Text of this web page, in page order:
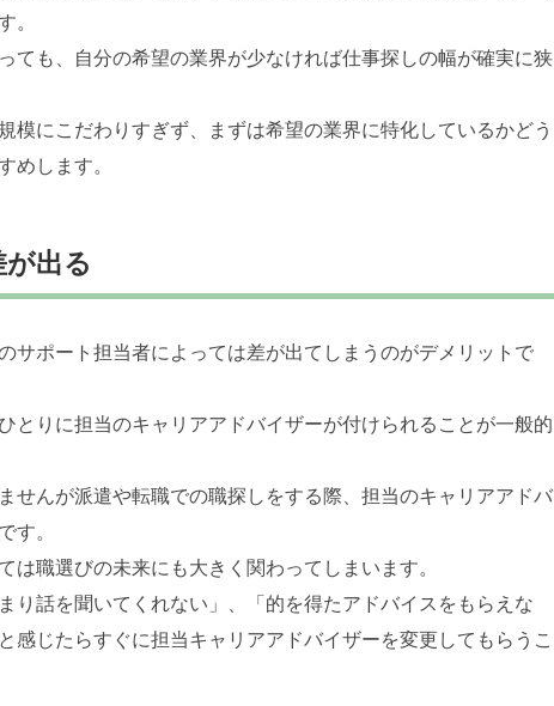
。
ても、自分の希望の業界が少なければ仕事探しの幅が確実に狭
模にこだわりすぎず、まずは希望の業界に特化しているかどう
めします。
出る
サポート担当者によっては差が出てしまうのがデメリットで
とりに担当のキャリアアドバイザーが付けられることが一般的
せんが派遣や転職での職探しをする際、担当のキャリアアドバ
す。
は職選びの未来にも大きく関わってしまいます。
り話を聞いてくれない」、「的を得たアドバイスをもらえな
感じたらすぐに担当キャリアアドバイザーを変更してもらうこ